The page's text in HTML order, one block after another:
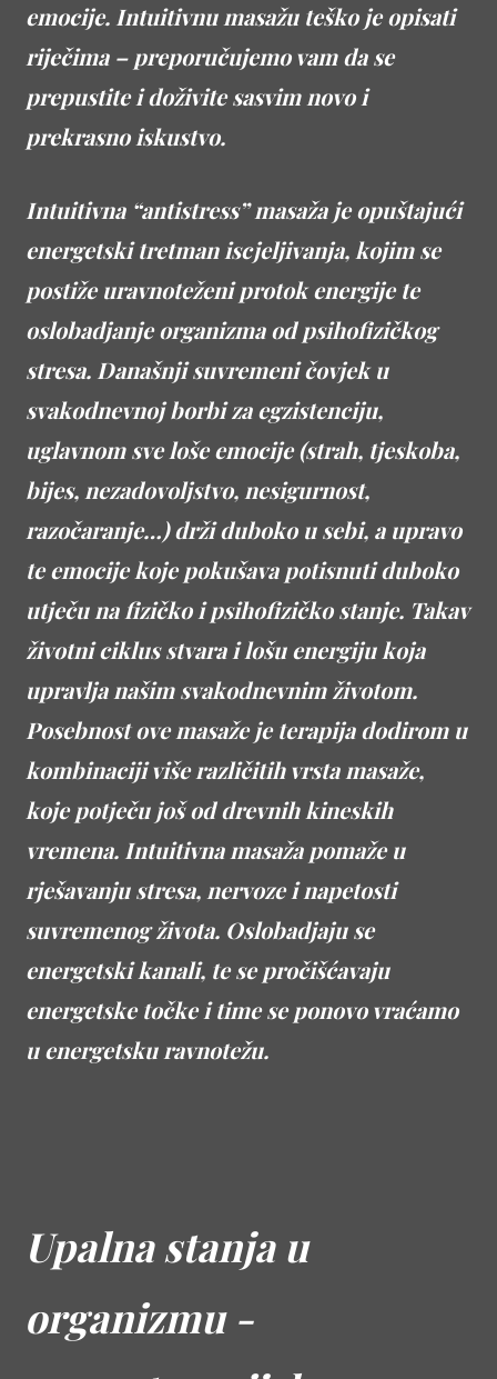
emocije. Intuitivnu masažu teško je opisati
riječima – preporučujemo vam da se
prepustite i doživite sasvim novo i
prekrasno iskustvo.
Intuitivna “antistress” masaža je opuštajući
energetski tretman iscjeljivanja, kojim se
postiže uravnoteženi protok energije te
oslobadjanje organizma od psihofizičkog
stresa. Današnji suvremeni čovjek u
svakodnevnoj borbi za egzistenciju,
uglavnom sve loše emocije (strah, tjeskoba,
bijes, nezadovoljstvo, nesigurnost,
razočaranje…) drži duboko u sebi, a upravo
te emocije koje pokušava potisnuti duboko
utječu na fizičko i psihofizičko stanje. Takav
životni ciklus stvara i lošu energiju koja
upravlja našim svakodnevnim životom.
Posebnost ove masaže je terapija dodirom u
kombinaciji više različitih vrsta masaže,
koje potječu još od drevnih kineskih
vremena. Intuitivna masaža pomaže u
rješavanju stresa, nervoze i napetosti
suvremenog života. Oslobadjaju se
energetski kanali, te se pročišćavaju
energetske točke i time se ponovo vraćamo
u energetsku ravnotežu.
Upalna stanja u
organizmu -